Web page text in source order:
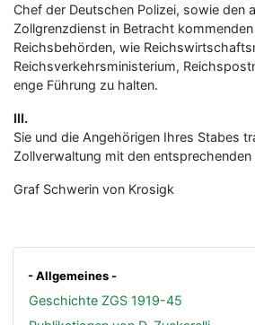
- Allgemeines -
Geschichte ZGS 1919-45
Chef der Deutschen Polizei, sowie den
Zollgrenzdienst in Betracht
Reichsbehörden, wie
Reichsverkehrsministerium,
enge Führung zu halten.
III.
Sie und die Angehörigen Ihres Stabes
Zollverwaltung mit den entsprechenden
Graf Schwerin von Krosigk